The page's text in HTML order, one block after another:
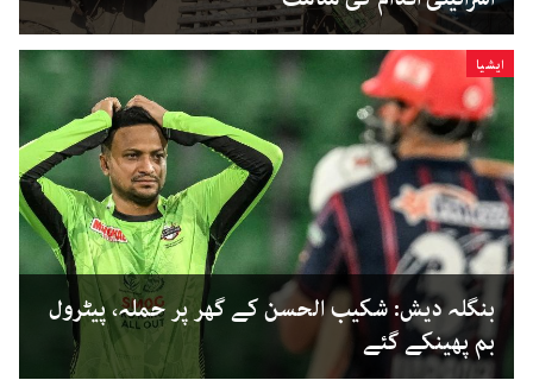
ایشیا
بنگلہ دیش: شکیب الحسن کے گھر پر حملہ، پیٹرول
بم پھینکے گئے